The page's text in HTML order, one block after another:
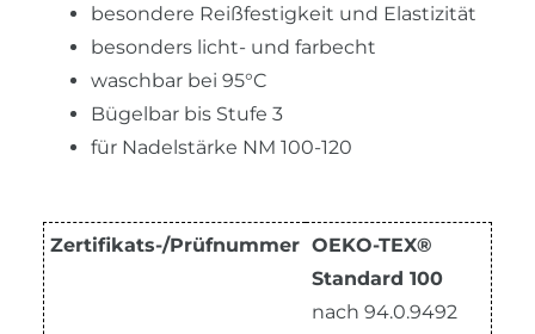
besondere Reißfestigkeit und Elastizität
besonders licht- und farbecht
waschbar bei 95°C
Bügelbar bis Stufe 3
für Nadelstärke NM 100-120
Zertifikats-/Prüfnummer OEKO-TEX®
Standard 100
nach 94.0.9492